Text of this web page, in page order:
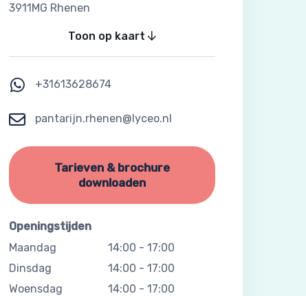
3911MG Rhenen
Toon op kaart
+31613628674
pantarijn.rhenen@lyceo.nl
Tarieven & brochure
downloaden
Openingstijden
Maandag
14:00 - 17:00
Dinsdag
14:00 - 17:00
Woensdag
14:00 - 17:00